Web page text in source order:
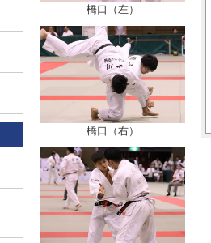
橋口（左）
橋口（右）